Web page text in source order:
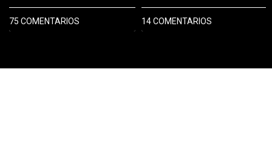
75 COMENTARIOS 14 COMENTARIOS